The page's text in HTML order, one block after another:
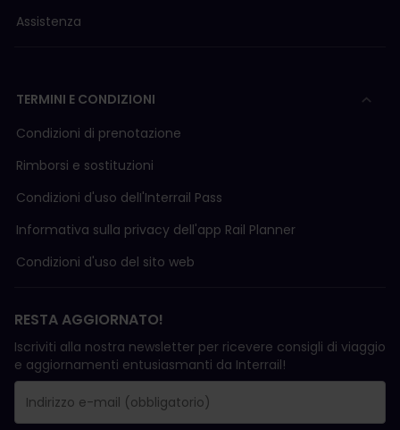
Assistenza
TERMINI E CONDIZIONI
Condizioni di prenotazione
Rimborsi e sostituzioni
Condizioni d'uso delI'Interrail Pass
Informativa sulla privacy dell'app Rail Planner
Condizioni d'uso del sito web
RESTA AGGIORNATO!
Iscriviti alla nostra newsletter per ricevere consigli di viaggio
e aggiornamenti entusiasmanti da Interrail!